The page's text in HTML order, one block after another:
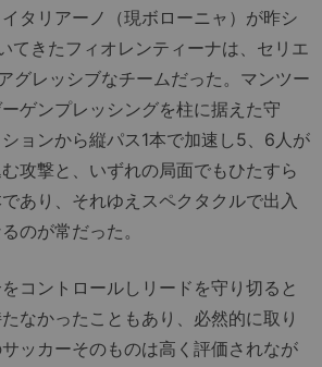
タリアーノ（現ボローニャ）が昨シ
てきたフィオレンティーナは、セリエ
グレッシブなチームだった。マンツー
ゲンプレッシングを柱に据えた守
ョンから縦パス1本で加速し5、6人が
攻撃と、いずれの局面でもひたすら
あり、それゆえスペクタクルで出入
のが常だった。
コントロールしリードを守り切ると
なかったこともあり、必然的に取り
ッカーそのものは高く評価されなが